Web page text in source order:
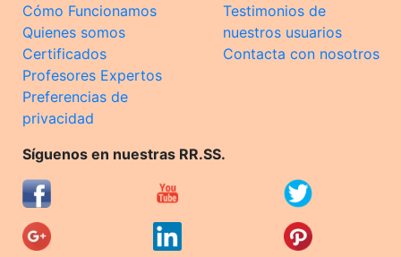
Cómo Funcionamos
Quienes somos
Certificados
Profesores Expertos
Preferencias de
privacidad
Testimonios de
nuestros usuarios
Contacta con nosotros
Síguenos en nuestras RR.SS.